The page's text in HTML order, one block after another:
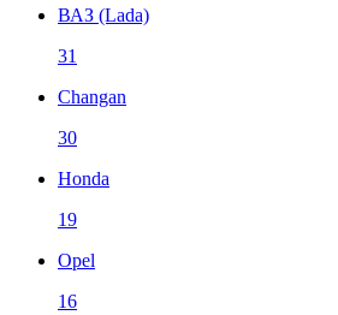
ВАЗ (Lada)
31
Changan
30
Honda
19
Opel
16